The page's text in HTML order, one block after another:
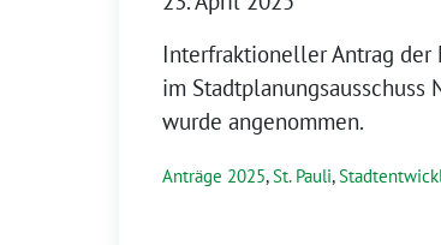
Interfraktioneller Antrag der
im Stadtplanungsausschuss
wurde angenommen.
Anträge 2025,St. Pauli,